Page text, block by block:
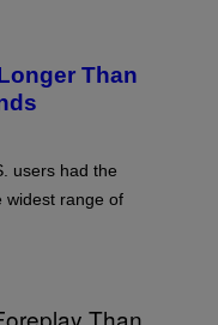
Than
users had the
widest range of